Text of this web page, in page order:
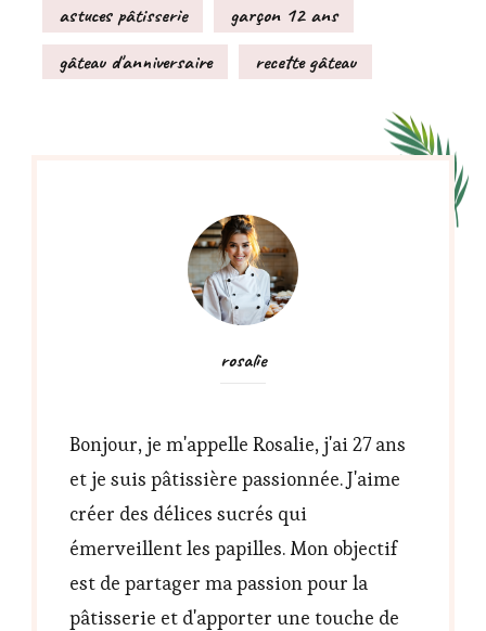
astuces pâtisserie
garçon 12 ans
gâteau d'anniversaire
recette gâteau
rosalie
Bonjour, je m'appelle Rosalie, j'ai 27 ans
et je suis pâtissière passionnée. J'aime
créer des délices sucrés qui
émerveillent les papilles. Mon objectif
est de partager ma passion pour la
pâtisserie et d'apporter une touche de